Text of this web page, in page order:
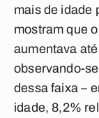
mais de idade
mostram que
aumentava
observando-
dessa faixa –
idade, 8,2%